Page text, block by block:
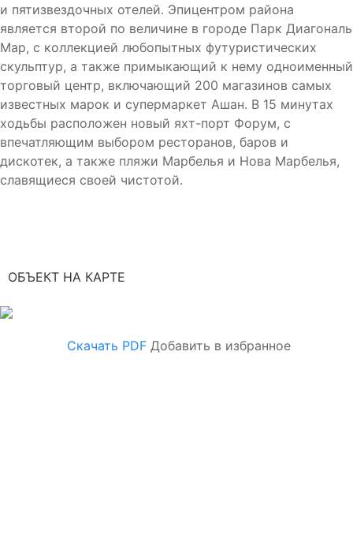
и пятизвездочных отелей. Эпицентром района
является второй по величине в городе Парк Диагональ
Мар, с коллекцией любопытных футуристических
скульптур, а также примыкающий к нему одноименный
торговый центр, включающий 200 магазинов самых
известных марок и супермаркет Ашан. В 15 минутах
ходьбы расположен новый яхт-порт Форум, с
впечатляющим выбором ресторанов, баров и
дискотек, а также пляжи Марбелья и Нова Марбелья,
славящиеся своей чистотой.
ОБЪЕКТ НА КАРТЕ
Скачать PDFДобавить в избранное